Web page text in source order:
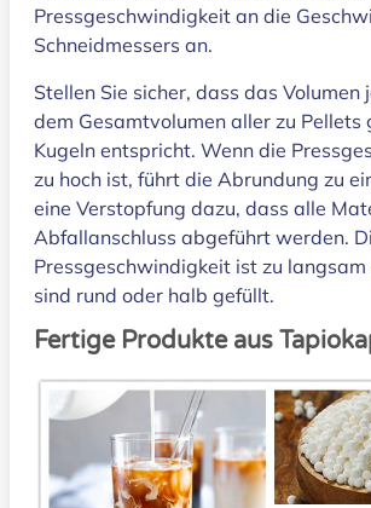
Pressgeschwindigkeit an die
Schneidmessers an.
Stellen Sie sicher, dass das Volumen
dem Gesamtvolumen aller zu Pellets
Kugeln entspricht. Wenn die
zu hoch ist, führt die Abrundung zu
eine Verstopfung dazu, dass alle
Abfallanschluss abgeführt werden.
Pressgeschwindigkeit ist zu langsam
sind rund oder halb gefüllt.
Fertige Produkte aus